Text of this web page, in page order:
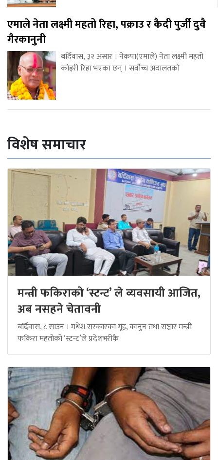
एमाले नेता लक्ष्मी महतो रिहा, पक्राउ र कैदी पुर्जी दुवै
गैरकानुनी
बर्दिवास, ३२ असार । नेकपा(एमाले) नेता लक्ष्मी महतो
कोइरी रिहा भएका छन् । सर्वोच्च अदालतको
विशेष समाचार
मन्त्री फकिराको ‘स्टन्ट’ ले व्यवसायी आजित,
अब नसहने चेतावनी
बर्दिवास, ८ साउन । मधेश सरकारका गृह, कानुन तथा सञ्चार मन्त्री
फकिरा महतोको ‘स्टन्ट’ले प्रदेशभरीकै